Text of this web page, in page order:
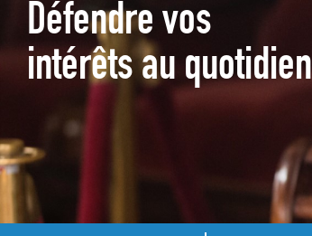
Défendre vos
intérêts au quotidien